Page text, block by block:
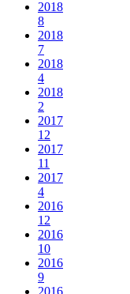
2018
8
2018
7
2018
4
2018
2
2017
12
2017
11
2017
4
2016
12
2016
10
2016
9
2016